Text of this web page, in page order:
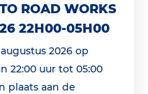
ROAD WORKS
22H00-05H00
2026 op
22:00 uur tot 05:00
plaats aan de